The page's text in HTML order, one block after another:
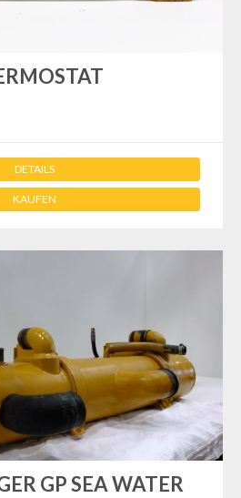
DETAILS
KAUFEN
GP SEA WATER